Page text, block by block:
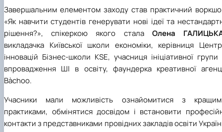
Завершальним елементом заходу став практичний
«Як навчити студентів генерувати нові ідеї та
рішення?», спікеркою якого стала Олена
викладачка Київської школи економіки, керівниця
інновацій Бізнес-школи KSE, учасниця ініціативної групи
впровадження ШІ в освіту, фаундерка креативної
Bàchoo.
Учасники мали можливість ознайомитися з
практиками, обмінятися досвідом і встановити
контакти з представниками провідних закладів освіти